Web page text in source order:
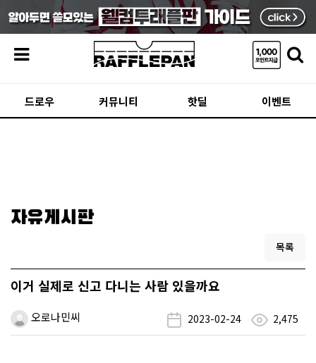
드로우 커뮤니티 핫딜 이벤트
자유게시판
목록
이거 실제로 신고 다니는 사람 있을까요
오로나민씨 2023-02-24 2,475